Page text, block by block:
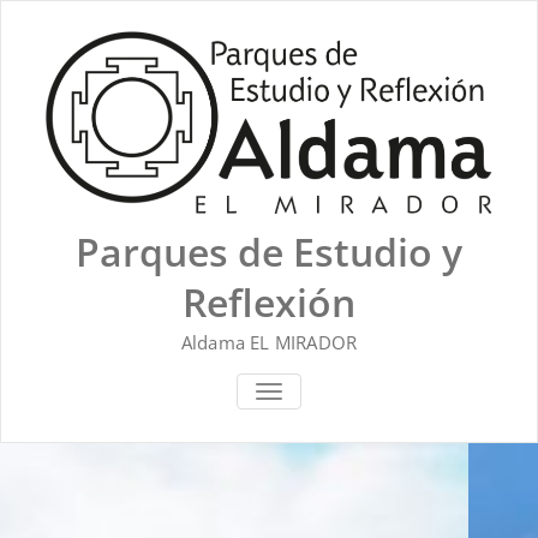
contenido
Parques de Estudio y
Reflexión
Aldama EL MIRADOR
ALTERNAR NAVEGACIÓN